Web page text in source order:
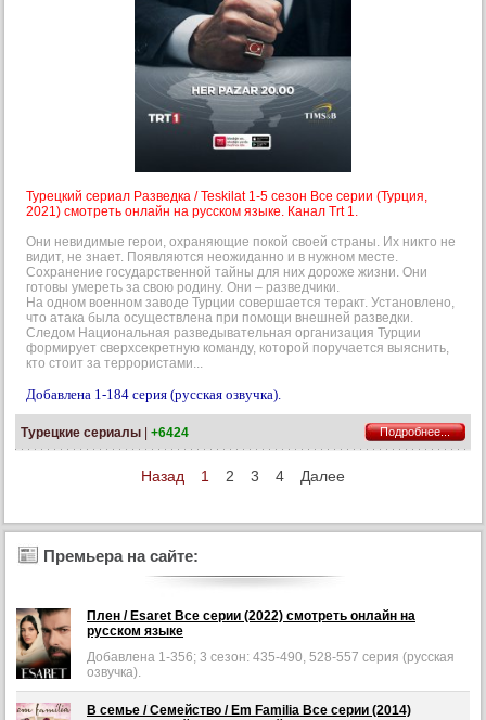
Турецкий сериал Разведка / Teskilat 1-5 сезон Все серии (Турция,
2021) смотреть онлайн на русском языке. Канал Trt 1.
Они невидимые герои, охраняющие покой своей страны. Их никто не
видит, не знает. Появляются неожиданно и в нужном месте.
Сохранение государственной тайны для них дороже жизни. Они
готовы умереть за свою родину. Они – разведчики.
На одном военном заводе Турции совершается теракт. Установлено,
что атака была осуществлена при помощи внешней разведки.
Следом Национальная разведывательная организация Турции
формирует сверхсекретную команду, которой поручается выяснить,
кто стоит за террористами...
Добавлена 1-184 серия (русская озвучка).
Турецкие сериалы +6424 Подробнее...
Назад 1 2 3 4 Далее
Премьера на сайте:
Плен / Esaret Все серии (2022) смотреть онлайн на
русском языке
Добавлена
1-
356;
3
435-
Добавлена 1-356; 3 сезон: 435-490, 528-557 серия (русская
озвучка).
В семье / Семейство / Em Familia Все серии (2014)
Добавлена